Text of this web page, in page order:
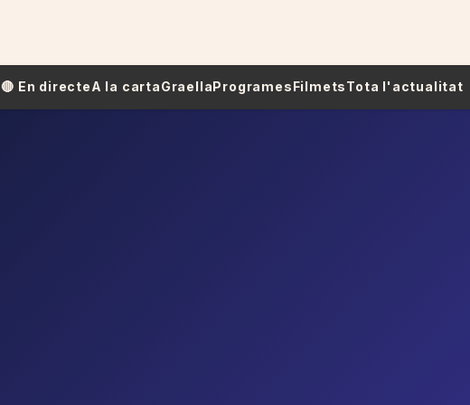
🔴​​ En directeA la cartaGraellaProgramesFilmetsTota l'actualitat